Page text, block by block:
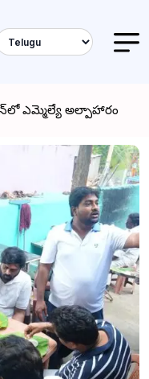
ఎమ్మెల్యే అల్పాహారం